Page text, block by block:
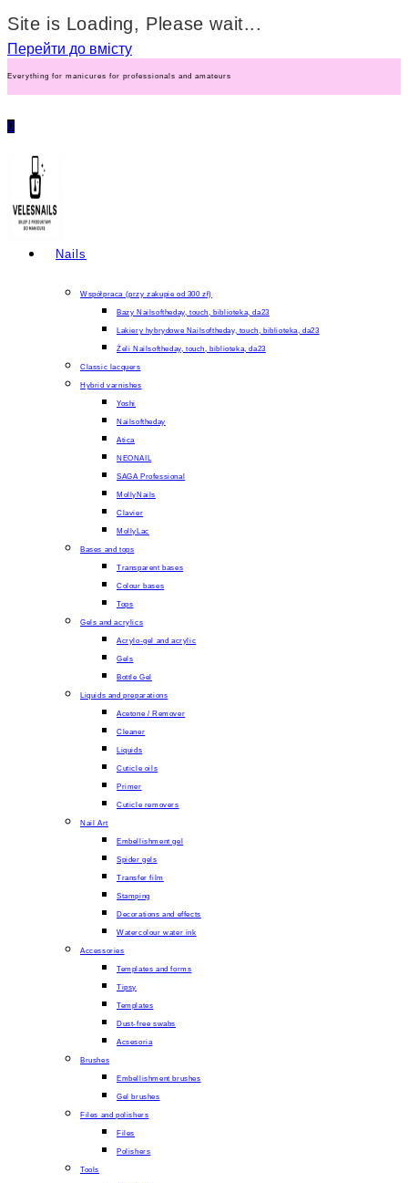
Site is Loading, Please wait...
Перейти до вмісту
Everything for manicures for professionals and amateurs
0
Nails
Współpraca (przy zakupie od 300 zł)
Bazy Nailsoftheday, touch, biblioteka, da23
Lakiery hybrydowe Nailsoftheday, touch, biblioteka, da23
Żeli Nailsoftheday, touch, biblioteka, da23
Classic lacquers
Hybrid varnishes
Yoshi
Nailsoftheday
Atica
NEONAIL
SAGA Professional
MollyNails
Clavier
MollyLac
Bases and tops
Transparent bases
Colour bases
Tops
Gels and acrylics
Acrylo-gel and acrylic
Gels
Bottle Gel
Liquids and preparations
Acetone / Remover
Cleaner
Liquids
Cuticle oils
Primer
Cuticle removers
Nail Art
Embellishment gel
Spider gels
Transfer film
Stamping
Decorations and effects
Watercolour water ink
Accessories
Templates and forms
Tipsy
Templates
Dust-free swabs
Acsesoria
Brushes
Embellishment brushes
Gel brushes
Files and polishers
Files
Polishers
Tools